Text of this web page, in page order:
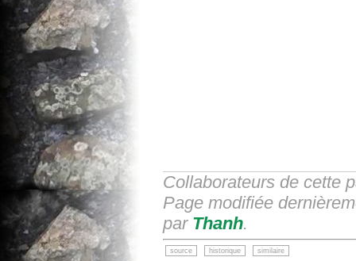
Collaborateurs de cette
Page modifiée
par Thanh.
source historique similaire